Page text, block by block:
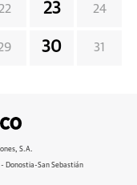
23 24
30 31
S.A.
Donostia-San Sebastián